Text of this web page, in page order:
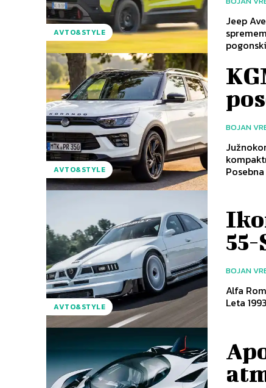
AVTO&STYLE
Jeep
AVTO&STYLE
BOJAN
AVTO&STYLE
55-
BOJAN
Alfa
Leta